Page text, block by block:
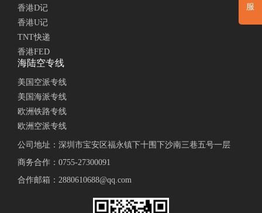
香港D记
香港U记
TNT快递
香港FED
海陆空专线
美国空派专线
美国海派专线
欧洲铁路专线
欧洲空派专线
公司地址：深圳市宝安区福永镇下十围下沙南三巷五号一层
商务合作： 0755-27300091
合作邮箱： 2880610688@qq.com
服